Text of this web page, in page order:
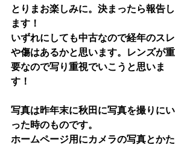
とりまお楽しみに。決まったら報告し
ます！
いずれにしても中古なので経年のスレ
や傷はあるかと思います。レンズが重
要なので写り重視でいこうと思いま
す！
写真は昨年末に秋田に写真を撮りにい
った時のものです。
ホームページ用にカメラの写真とかた